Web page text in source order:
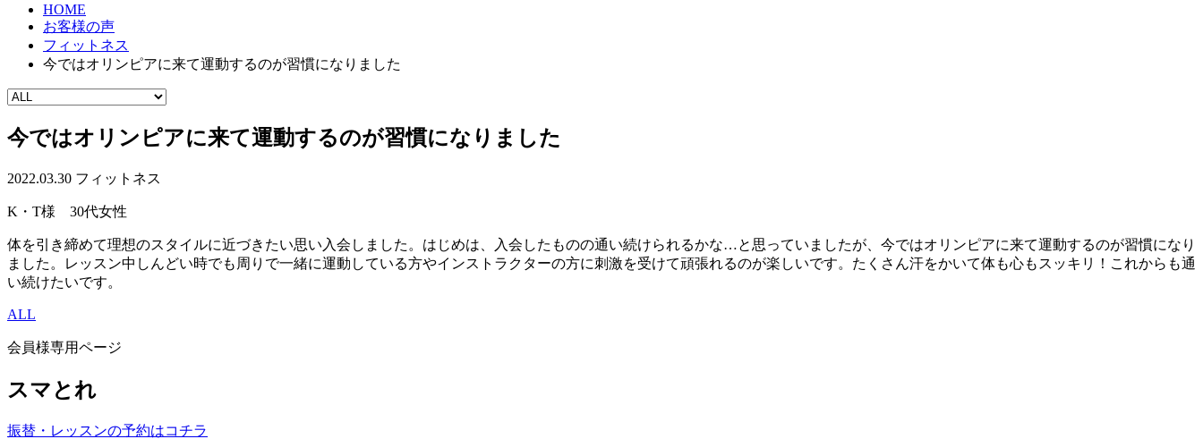
HOME
お客様の声
フィットネス
今ではオリンピアに来て運動するのが習慣になりました
今ではオリンピアに来て運動するのが習慣になりました
2022.03.30 フィットネス
K・T様 30代女性
体を引き締めて理想のスタイルに近づきたい思い入会しました。はじめは、入会したものの通い続けられるかな…と思っていましたが、今ではオリンピアに来て運動するのが習慣になり
ました。レッスン中しんどい時でも周りで一緒に運動している方やインストラクターの方に刺激を受けて頑張れるのが楽しいです。たくさん汗をかいて体も心もスッキリ！これからも通
い続けたいです。
ALL
会員様専用ページ
スマとれ
振替・レッスンの予約はコチラ